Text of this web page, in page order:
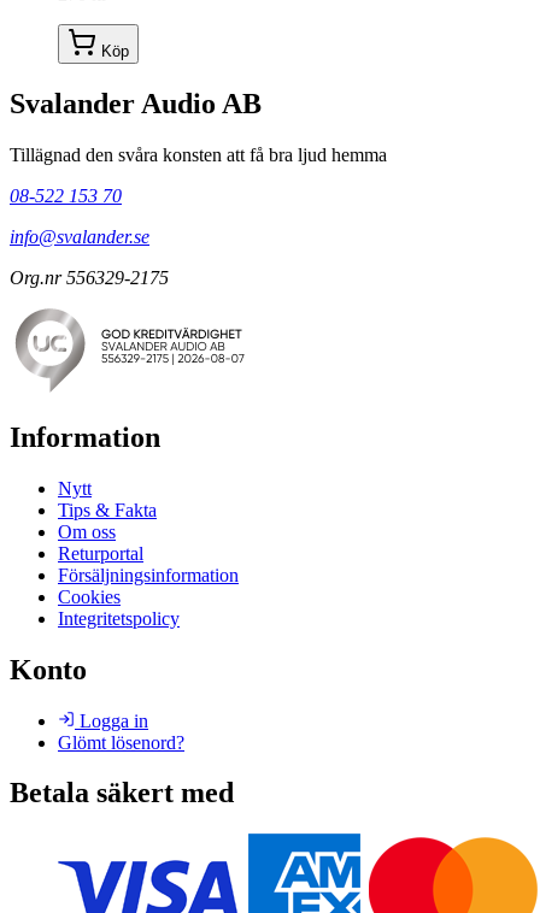
Köp
Svalander Audio AB
Tillägnad den svåra konsten att få bra ljud hemma
08-522 153 70
info@svalander.se
Org.nr 556329-2175
Information
Nytt
Tips & Fakta
Om oss
Returportal
Försäljningsinformation
Cookies
Integritetspolicy
Konto
Logga in
Glömt lösenord?
Betala säkert med